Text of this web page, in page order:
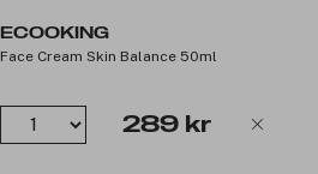
ECOOKING
Face Cream Skin Balance 50ml
289 kr